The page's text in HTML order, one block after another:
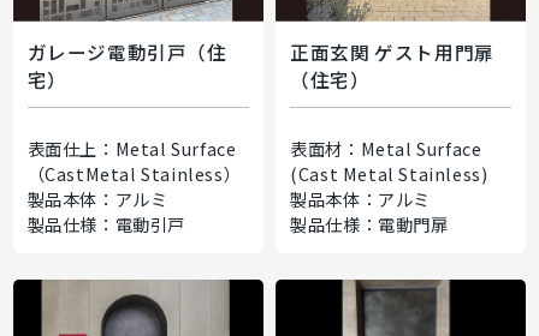
ガレージ電動引戸（住
宅）
表面仕上：Metal Surface
（CastMetal Stainless）
製品本体：アルミ
製品仕様：電動引戸
正面玄関 ゲスト用門扉
（住宅）
表面材：Metal Surface
(Cast Metal Stainless)
製品本体：アルミ
製品仕様：電動門扉